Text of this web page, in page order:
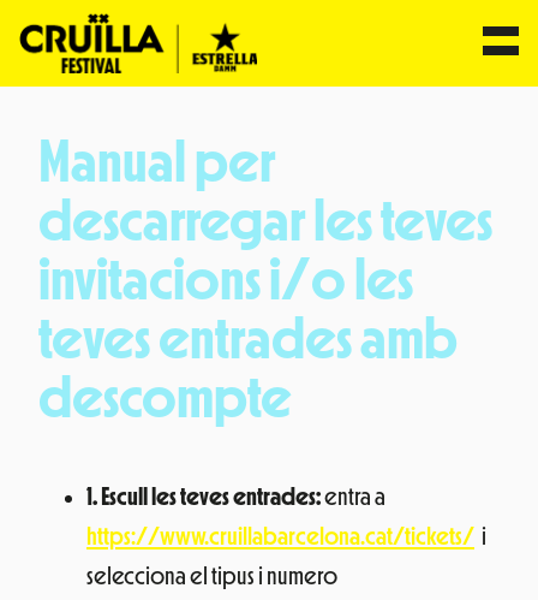
contingutManual per
descarregar les teves
invitacions i/o les
teves entrades amb
descompte
1. Escull les teves entrades:entra a
https://www.cruillabarcelona.cat/tickets/ i
selecciona el tipus i numero